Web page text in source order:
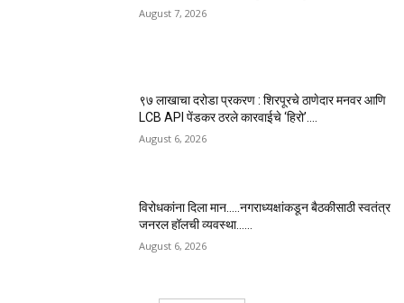
August 7, 2026
९७ लाखाचा दरोडा प्रकरण : शिरपूरचे ठाणेदार मनवर आणि
LCB API पेंडकर ठरले कारवाईचे ‘हिरो’….
August 6, 2026
विरोधकांना दिला मान…..नगराध्यक्षांकडून बैठकीसाठी स्वतंत्र
जनरल हॉलची व्यवस्था……
August 6, 2026